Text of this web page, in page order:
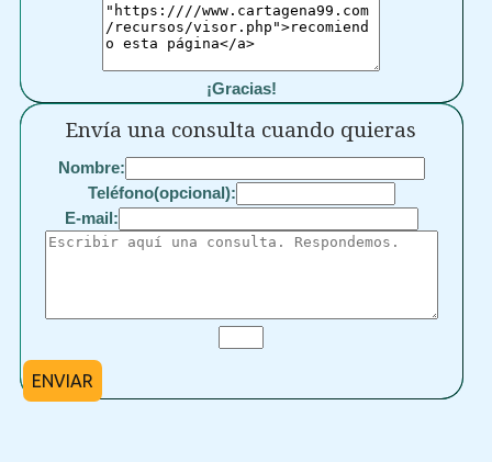
¡Gracias!
Envía una consulta cuando quieras
Nombre:
Teléfono(opcional):
E-mail:
ENVIAR